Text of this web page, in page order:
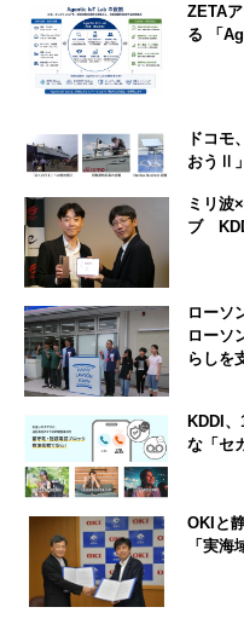
ZETA
る 「
ドコモ
おうⅡ
ミリ波
ブ
ローソ
ローソ
らしを
KDDI
な「セ
OKIと
「実